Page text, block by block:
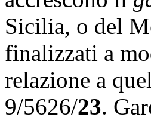
Sicilia, o del
finalizzati a
relazione a
9/5626/23.